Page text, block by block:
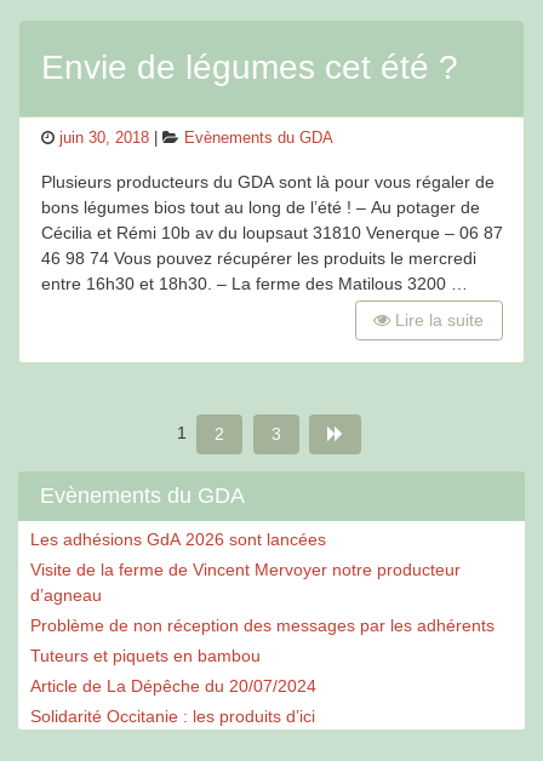
Envie de légumes cet été ?
Posted
juin 30, 2018 Categories
Evènements du GDA
Plusieurs producteurs du GDA sont là pour vous régaler de
bons légumes bios tout au long de l’été ! – Au potager de
Cécilia et Rémi 10b av du loupsaut 31810 Venerque – 06 87
46 98 74 Vous pouvez récupérer les produits le mercredi
entre 16h30 et 18h30. – La ferme des Matilous 3200 …
Lire la suite
Pagination
des
publications
Page
1 Page
2 Page
3
Evènements du GDA
Les adhésions GdA 2026 sont lancées
Visite de la ferme de Vincent Mervoyer notre producteur
d’agneau
Problème de non réception des messages par les adhérents
Tuteurs et piquets en bambou
Article de La Dépêche du 20/07/2024
Solidarité Occitanie : les produits d’ici